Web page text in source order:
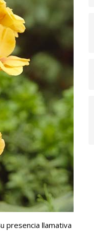
presencia llamativa